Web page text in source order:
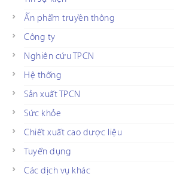
Ấn phẩm truyền thông
Công ty
Nghiên cứu TPCN
Hệ thống
Sản xuất TPCN
Sức khỏe
Chiết xuất cao dược liệu
Tuyển dụng
Các dịch vụ khác